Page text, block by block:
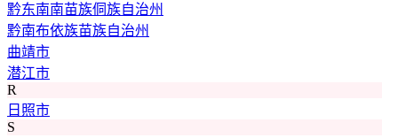
黔东南南苗族侗族自治州
黔南布依族苗族自治州
曲靖市
潜江市
R
日照市
S